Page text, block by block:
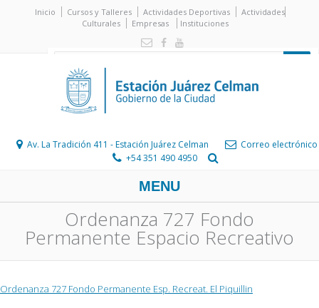
Inicio Cursos y Talleres Actividades Deportivas
Actividades
Culturales
Empresas Instituciones
Av. La Tradición 411 - Estación Juárez Celman
Correo electrónico
+54 351 490 4950
MENU
Ordenanza 727 Fondo
Permanente Espacio Recreativo
Ordenanza 727 Fondo Permanente Esp. Recreat. El Piquillin